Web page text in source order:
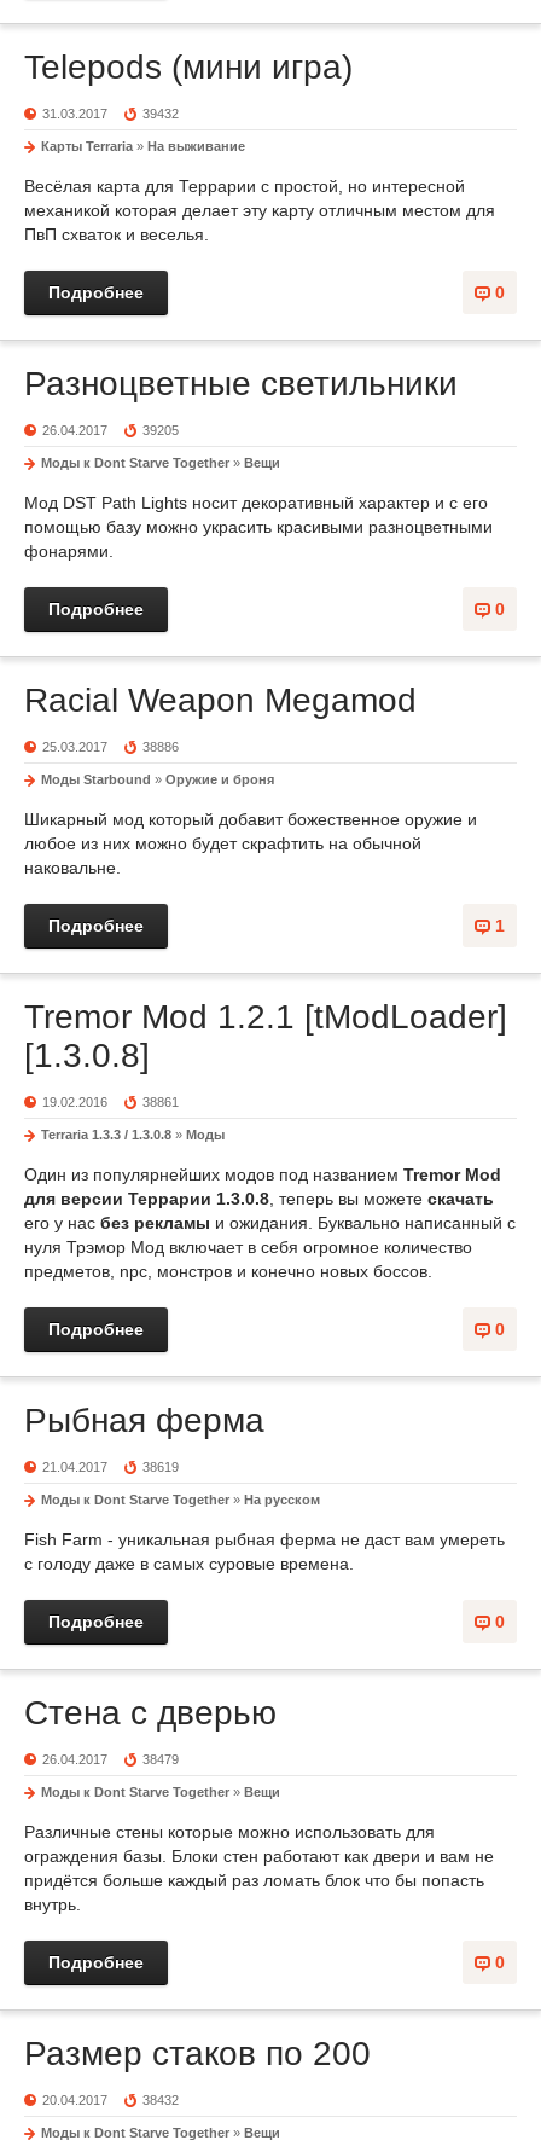
Telepods (мини игра)
31.03.2017 39432
Карты Terraria » На выживание
Весёлая карта для Террарии с простой, но интересной
механикой которая делает эту карту отличным местом для
ПвП схваток и веселья.
0
Подробнее
Разноцветные светильники
26.04.2017 39205
Моды к Dont Starve Together » Вещи
Мод DST Path Lights носит декоративный характер и с его
помощью базу можно украсить красивыми разноцветными
фонарями.
0
Подробнее
Racial Weapon Megamod
25.03.2017 38886
Моды Starbound » Оружие и броня
Шикарный мод который добавит божественное оружие и
любое из них можно будет скрафтить на обычной
наковальне.
1
Подробнее
Tremor Mod 1.2.1 [tModLoader]
[1.3.0.8]
19.02.2016 38861
Terraria 1.3.3 / 1.3.0.8 » Моды
Один из популярнейших модов под названием Tremor Mod
для версии Террарии 1.3.0.8 , теперь вы можете скачать
его у нас без рекламы и ожидания. Буквально написанный с
нуля Трэмор Мод включает в себя огромное количество
предметов, npc, монстров и конечно новых боссов.
0
Подробнее
Рыбная ферма
21.04.2017 38619
Моды к Dont Starve Together » На русском
Fish Farm - уникальная рыбная ферма не даст вам умереть
с голоду даже в самых суровые времена.
0
Подробнее
Стена с дверью
26.04.2017 38479
Моды к Dont Starve Together » Вещи
Различные стены которые можно использовать для
ограждения базы. Блоки стен работают как двери и вам не
придётся больше каждый раз ломать блок что бы попасть
внутрь.
0
Подробнее
Размер стаков по 200
20.04.2017 38432
Моды к Dont Starve Together » Вещи